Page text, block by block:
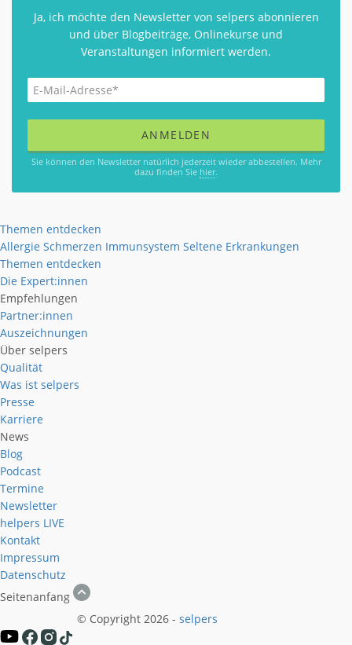
Ja, ich möchte den Newsletter von selpers abonnieren
und über Blogbeiträge, Onlinekurse und
Veranstaltungen informiert werden.
Sie können den Newsletter natürlich jederzeit wieder abbestellen. Mehr
dazu finden Sie hier.
Themen entdecken
Allergie Schmerzen Immunsystem Seltene Erkrankungen
Themen entdecken
Die Expert:innen
Empfehlungen
Partner:innen
Auszeichnungen
Über selpers
Qualität
Was ist selpers
Presse
Karriere
News
Blog
Podcast
Termine
Newsletter
helpers LIVE
Kontakt
Impressum
Datenschutz
Seitenanfang
© Copyright 2026 - selpers